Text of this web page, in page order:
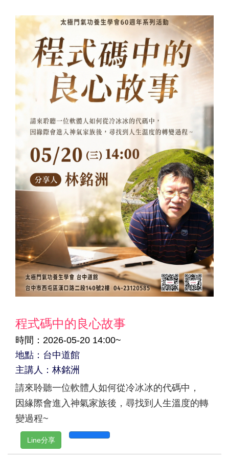
程式碼中的良心故事
時間：2026-05-20 14:00~
地點：台中道館
主講人：林銘洲
請來聆聽一位軟體人如何從冷冰冰的代碼中，
因緣際會進入神氣家族後，尋找到人生溫度的轉
變過程~
Line分享